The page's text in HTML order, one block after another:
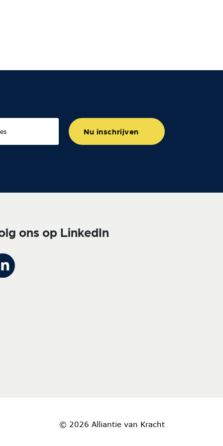
Nu inschrijven
ons op LinkedIn
© 2026 Alliantie van Kracht